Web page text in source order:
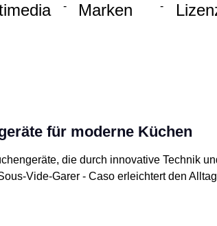
Marken
für moderne Küchen
die durch innovative Technik
Vide-Garer - Caso erleichtert den